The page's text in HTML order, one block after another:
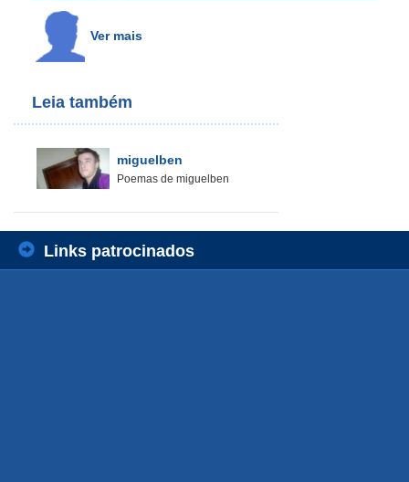
Ver mais
Leia também
miguelben
Poemas de miguelben
Links patrocinados